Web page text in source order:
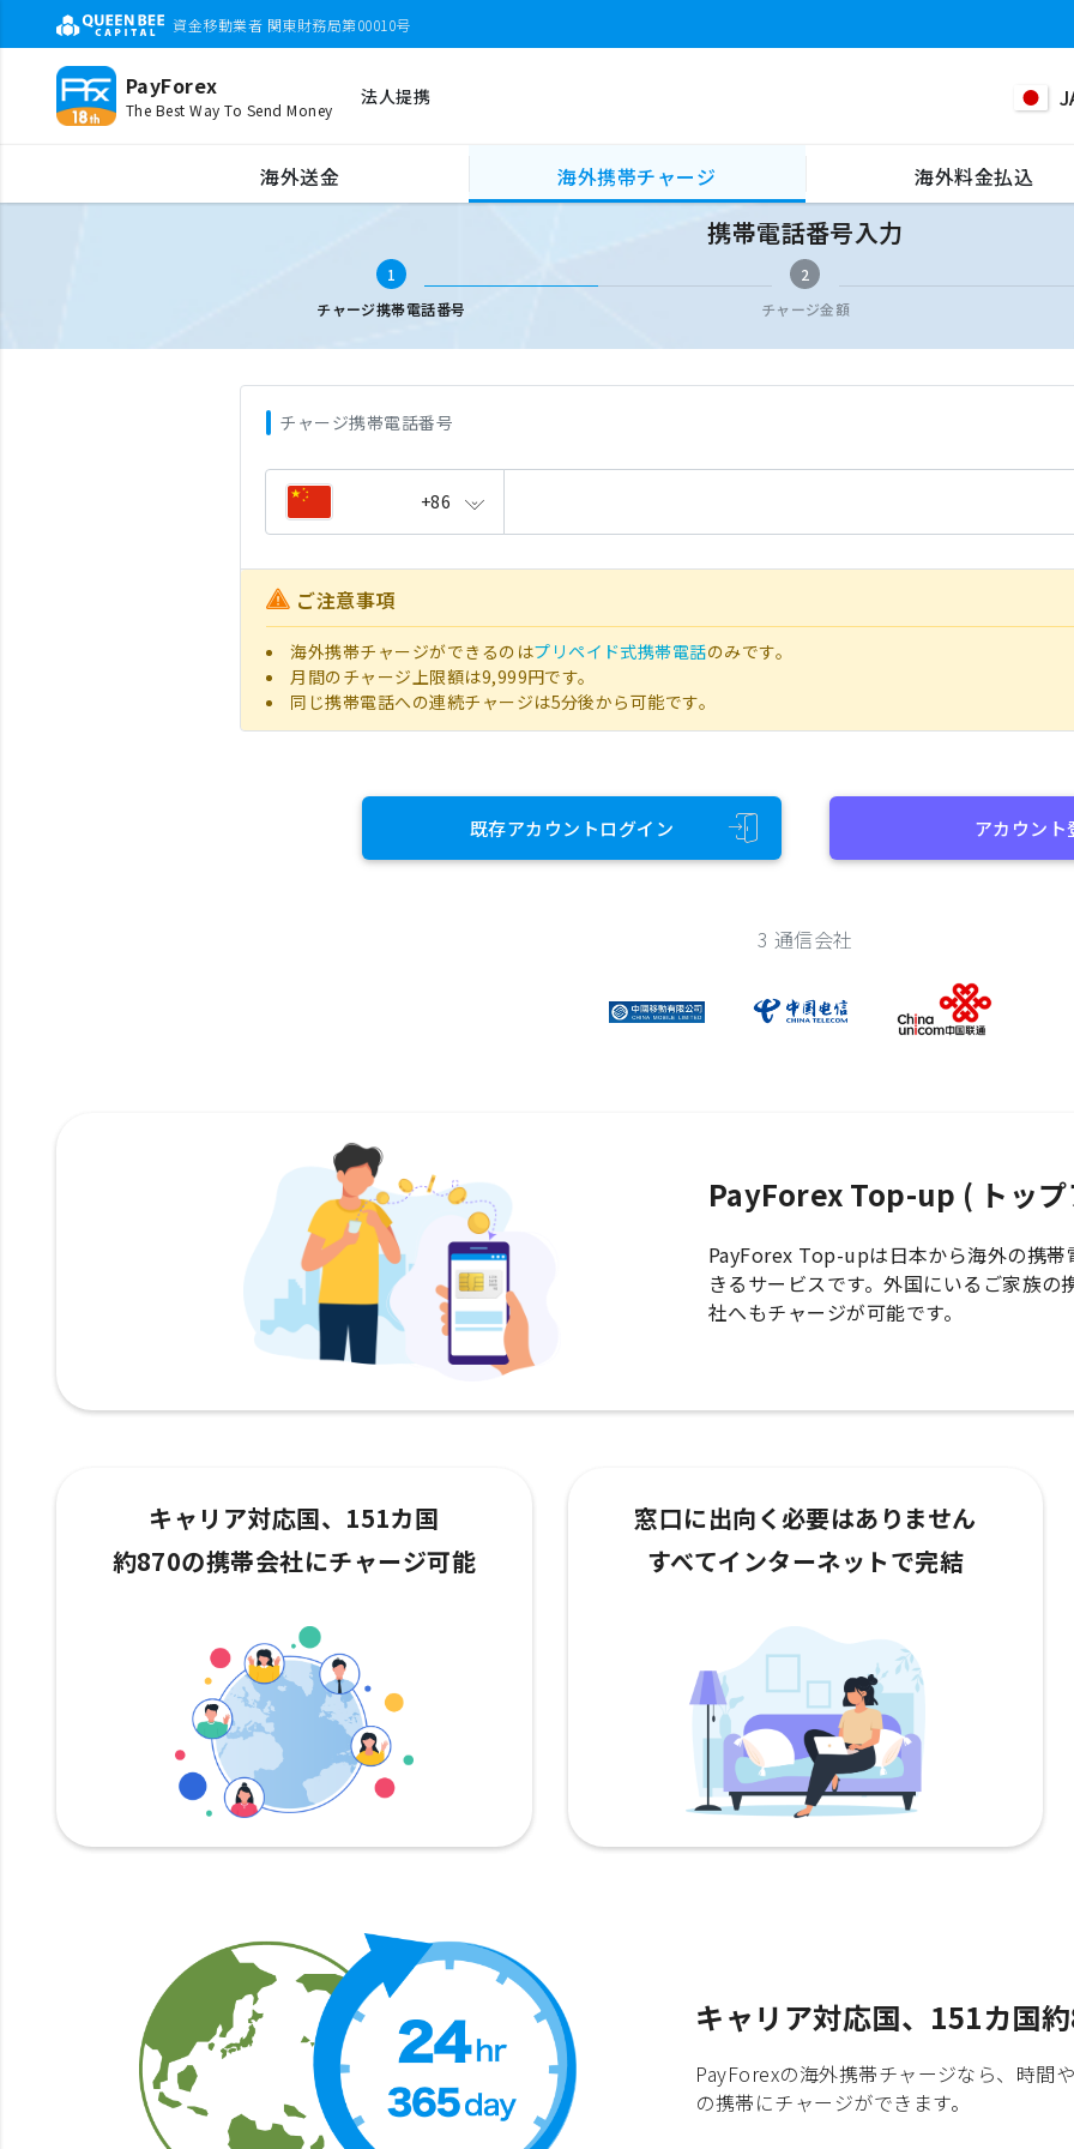
資金移動業者 関東財務局第00010号
PayForex
The Best Way To Send Money
法人提携
海外送金 海外携帯チャージ 海外料金払込
携帯電話番号入力
携帯電話番号入力
1
チャージ携帯電話番号
2
チャージ金額
チャージ携帯電話番号
+86
ご注意事項
海外携帯チャージができるのはプリペイド式携帯電話のみです。
月間のチャージ上限額は9,999円です。
同じ携帯電話への連続チャージは5分後から可能です。
既存アカウントログイン アカウント
3 通信会社
PayForex Top-up ( トッ
PayForex Top-upは日本から海外の携
きるサービスです。外国にいるご家族
社へもチャージが可能です。
キャリア対応国、151カ国
約870の携帯会社にチャージ可能
窓口に出向く必要はありません
すべてインターネットで完結
キャリア対応国、151カ国
PayForexの海外携帯チャージなら、時間
の携帯にチャージができます。